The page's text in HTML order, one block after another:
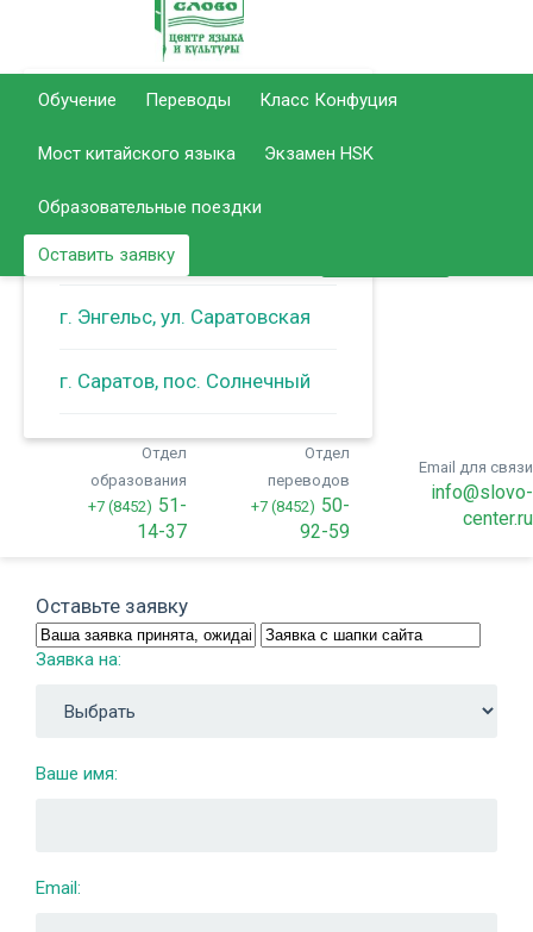
г. Энгельс, ул. Тельмана
г. Энгельс, ул. Саратовская
г. Саратов, пос. Солнечный
Отдел
образования
+7 (8452) 51-
14-37
Отдел
переводов
+7 (8452) 50-
92-59
Email для связи
info@slovo-
center.ru
Обучение Переводы Класс Конфуция
Мост китайского языка Экзамен HSK
Образовательные поездки
Оставить заявку
Оставьте заявку
Заявка на:
Ваше имя:
Email: